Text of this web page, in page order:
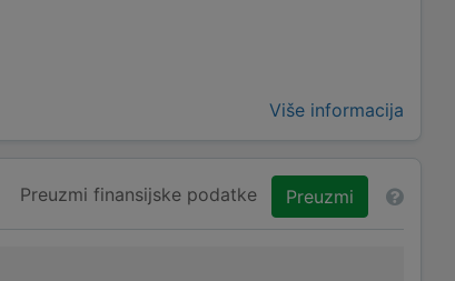
Više informacija
Preuzmi finansijske podatke Preuzmi